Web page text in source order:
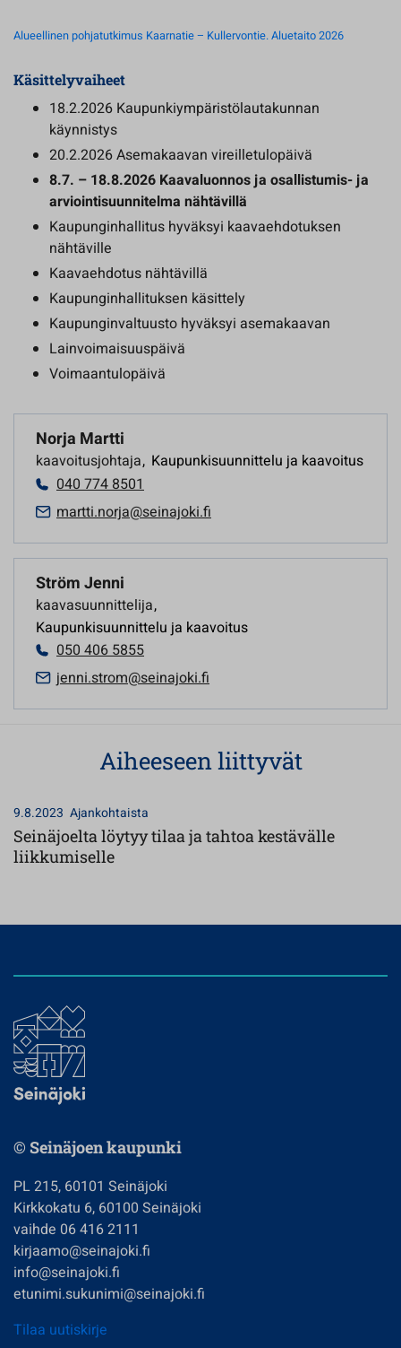
Alueellinen pohjatutkimus Kaarnatie – Kullervontie. Aluetaito 2026
Käsittelyvaiheet
18.2.2026 Kaupunkiympäristölautakunnan
käynnistys
20.2.2026 Asemakaavan vireilletulopäivä
8.7. – 18.8.2026 Kaavaluonnos ja osallistumis- ja
arviointisuunnitelma nähtävillä
Kaupunginhallitus hyväksyi kaavaehdotuksen
nähtäville
Kaavaehdotus nähtävillä
Kaupunginhallituksen käsittely
Kaupunginvaltuusto hyväksyi asemakaavan
Lainvoimaisuuspäivä
Voimaantulopäivä
Norja Martti
kaavoitusjohtaja, Kaupunkisuunnittelu ja kaavoitus
040 774 8501
martti.norja@seinajoki.fi
Ström Jenni
kaavasuunnittelija,
Kaupunkisuunnittelu ja kaavoitus
050 406 5855
jenni.strom@seinajoki.fi
Aiheeseen liittyvät
9.8.2023 Ajankohtaista
Seinäjoelta löytyy tilaa ja tahtoa kestävälle
liikkumiselle
© Seinäjoen kaupunki
PL 215, 60101 Seinäjoki
Kirkkokatu 6, 60100 Seinäjoki
vaihde 06 416 2111
kirjaamo@seinajoki.fi
info@seinajoki.fi
etunimi.sukunimi@seinajoki.fi
Tilaa uutiskirje